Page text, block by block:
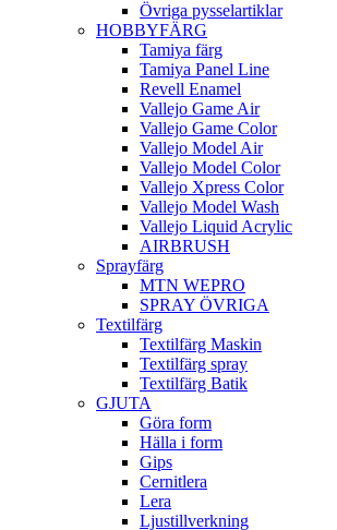
Övriga pysselartiklar
HOBBYFÄRG
Tamiya färg
Tamiya Panel Line
Revell Enamel
Vallejo Game Air
Vallejo Game Color
Vallejo Model Air
Vallejo Model Color
Vallejo Xpress Color
Vallejo Model Wash
Vallejo Liquid Acrylic
AIRBRUSH
Sprayfärg
MTN WEPRO
SPRAY ÖVRIGA
Textilfärg
Textilfärg Maskin
Textilfärg spray
Textilfärg Batik
GJUTA
Göra form
Hälla i form
Gips
Cernitlera
Lera
Ljustillverkning